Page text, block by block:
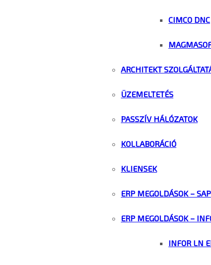
CIMCO DNC
ARCHITEKT
ÜZEMELTETÉS
PASSZÍV HÁLÓZATOK
KOLLABORÁCIÓ
KLIENSEK
ERP MEGOLDÁSOK – SAP
ERP MEGOLDÁSOK –
INFOR LN